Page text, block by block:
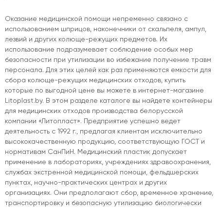
Оказание медицинской помощи непременно связано с
использованием шприцов, наконечники от скальпеля, ампул,
лезвий и других колюще-режущих предметов. Их
использование подразумевает соблюдение особых мер
безопасности при утилизации во избежание получение травм
персонала. Для этих целей как раз применяются емкости для
сбора колюще-режущих медицинских отходов, купить
которые по выгодной цене вы можете в интернет-магазине
Litoplast.by. В этом разделе каталоге вы найдете контейнеры
для медицинских отходов производства белорусской
компании «Литопласт». Предприятие успешно ведет
деятельность с 1992 г., предлагая клиентам исключительно
высококачественную продукцию, соответствующую ГОСТ и
нормативам СанПиН. Медицинский пластик допускает
применение в лабораториях, учреждениях здравоохранения,
службах экстренной медицинской помощи, фельдшерских
пунктах, научно-практических центрах и других
организациях. Они предполагают сбор, временное хранение,
транспортировку и безопасную утилизацию биологически